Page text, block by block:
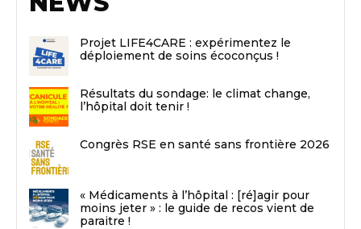
Projet LIFE4CARE : expérimentez le
déploiement de soins écoconçus !
Résultats du sondage: le climat change,
l’hôpital doit tenir !
Congrès RSE en santé sans frontière 2026
« Médicaments à l’hôpital : [ré]agir pour
moins jeter » : le guide de recos vient de
paraitre !